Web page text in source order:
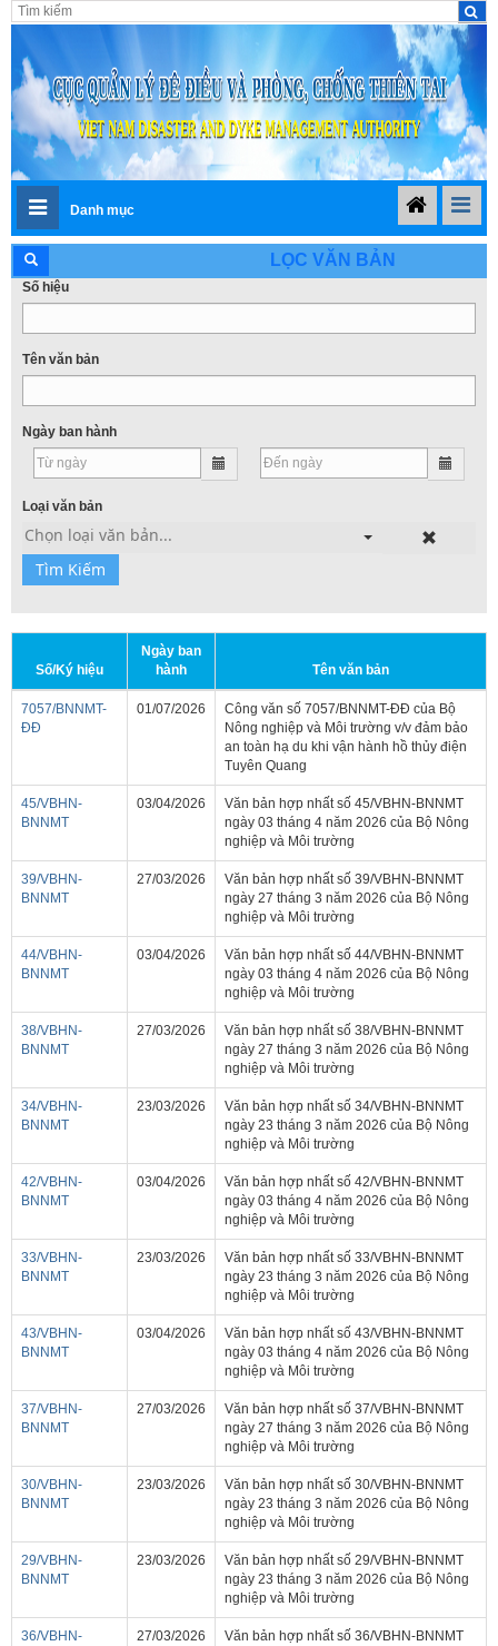
Danh mục
LỌC VĂN BẢN
Số hiệu
Tên văn bản
Ngày ban hành
Loại văn bản
Chọn loại văn bản...
Tìm Kiếm
Số/Ký hiệu
Ngày ban
hành
Tên văn bản
7057/BNNMT-
ĐĐ
01/07/2026
Công văn số 7057/BNNMT-ĐĐ của Bộ
Nông nghiệp và Môi trường v/v đảm bảo
an toàn hạ du khi vận hành hồ thủy điện
Tuyên Quang
45/VBHN-
BNNMT
03/04/2026
Văn bản hợp nhất số 45/VBHN-BNNMT
ngày 03 tháng 4 năm 2026 của Bộ Nông
nghiệp và Môi trường
39/VBHN-
BNNMT
27/03/2026
Văn bản hợp nhất số 39/VBHN-BNNMT
ngày 27 tháng 3 năm 2026 của Bộ Nông
nghiệp và Môi trường
44/VBHN-
BNNMT
03/04/2026
Văn bản hợp nhất số 44/VBHN-BNNMT
ngày 03 tháng 4 năm 2026 của Bộ Nông
nghiệp và Môi trường
38/VBHN-
BNNMT
27/03/2026
Văn bản hợp nhất số 38/VBHN-BNNMT
ngày 27 tháng 3 năm 2026 của Bộ Nông
nghiệp và Môi trường
34/VBHN-
BNNMT
23/03/2026
Văn bản hợp nhất số 34/VBHN-BNNMT
ngày 23 tháng 3 năm 2026 của Bộ Nông
nghiệp và Môi trường
42/VBHN-
BNNMT
03/04/2026
Văn bản hợp nhất số 42/VBHN-BNNMT
ngày 03 tháng 4 năm 2026 của Bộ Nông
nghiệp và Môi trường
33/VBHN-
BNNMT
23/03/2026
Văn bản hợp nhất số 33/VBHN-BNNMT
ngày 23 tháng 3 năm 2026 của Bộ Nông
nghiệp và Môi trường
43/VBHN-
BNNMT
03/04/2026
Văn bản hợp nhất số 43/VBHN-BNNMT
ngày 03 tháng 4 năm 2026 của Bộ Nông
nghiệp và Môi trường
37/VBHN-
BNNMT
27/03/2026
Văn bản hợp nhất số 37/VBHN-BNNMT
ngày 27 tháng 3 năm 2026 của Bộ Nông
nghiệp và Môi trường
30/VBHN-
BNNMT
23/03/2026
Văn bản hợp nhất số 30/VBHN-BNNMT
ngày 23 tháng 3 năm 2026 của Bộ Nông
nghiệp và Môi trường
29/VBHN-
BNNMT
23/03/2026
Văn bản hợp nhất số 29/VBHN-BNNMT
ngày 23 tháng 3 năm 2026 của Bộ Nông
nghiệp và Môi trường
36/VBHN-
27/03/2026
Văn bản hợp nhất số 36/VBHN-BNNMT